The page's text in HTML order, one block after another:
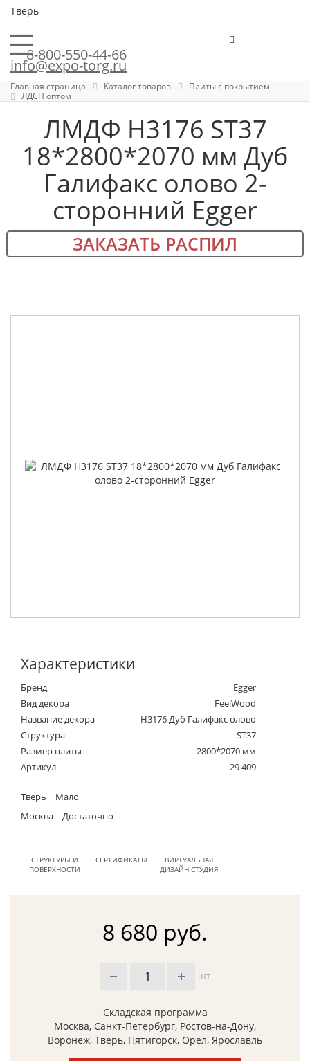
Тверь
8-800-550-44-66
info@expo-torg.ru
Главная страница Каталог товаров
Плиты с покрытием
ЛДСП оптом
ЛМДФ H3176 ST37
18*2800*2070 мм Дуб
Галифакс олово 2-
сторонний Egger
ЗАКАЗАТЬ РАСПИЛ
Характеристики
Бренд
Egger
Вид декора
FeelWood
Название декора
H3176 Дуб Галифакс олово
Структура
ST37
Размер плиты
2800*2070 мм
Артикул
29 409
Тверь
Мало
Москва
Достаточно
СТРУКТУРЫ И
ПОВЕРХНОСТИ
СЕРТИФИКАТЫ
ВИРТУАЛЬНАЯ
ДИЗАЙН СТУДИЯ
8 680 руб.
шт
Складская программа
Москва, Санкт-Петербург, Ростов-на-Дону,
Воронеж, Тверь, Пятигорск, Орел, Ярославль